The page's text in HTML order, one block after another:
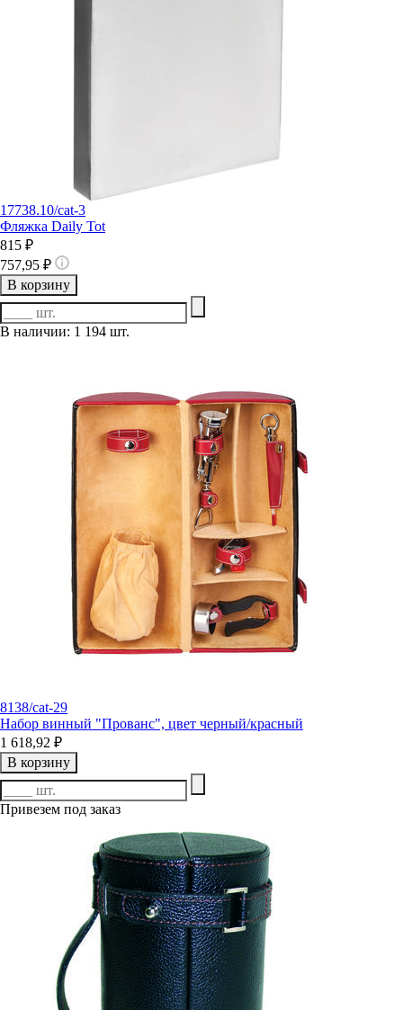
17738.10/cat-3
Фляжка Daily Tot
815 ₽
757,95 ₽
В корзину
В наличии: 1 194 шт.
8138/cat-29
Набор винный "Прованс", цвет черный/красный
1 618,92 ₽
В корзину
Привезем под заказ